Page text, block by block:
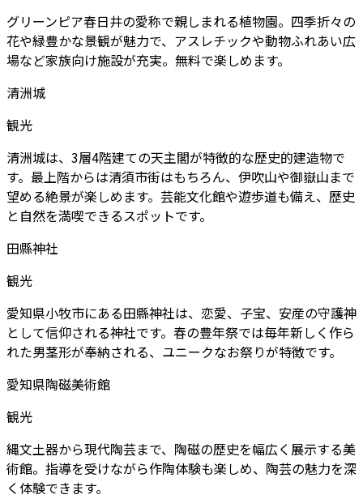
グリーンピア春日井の愛称で親しまれる植物園。四季折々の
花や緑豊かな景観が魅力で、アスレチックや動物ふれあい広
場など家族向け施設が充実。無料で楽しめます。
清洲城
観光
清洲城は、3層4階建ての天主閣が特徴的な歴史的建造物で
す。最上階からは清須市街はもちろん、伊吹山や御嶽山まで
望める絶景が楽しめます。芸能文化館や遊歩道も備え、歴史
と自然を満喫できるスポットです。
田縣神社
観光
愛知県小牧市にある田縣神社は、恋愛、子宝、安産の守護神
として信仰される神社です。春の豊年祭では毎年新しく作ら
れた男茎形が奉納される、ユニークなお祭りが特徴です。
愛知県陶磁美術館
観光
縄文土器から現代陶芸まで、陶磁の歴史を幅広く展示する美
術館。指導を受けながら作陶体験も楽しめ、陶芸の魅力を深
く体験できます。